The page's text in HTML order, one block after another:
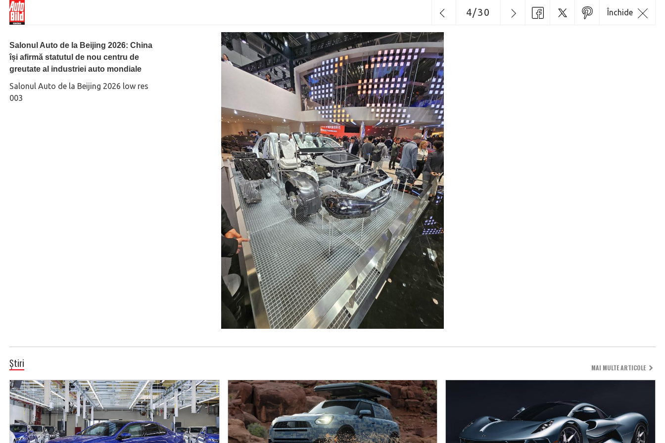
Salonul Auto de la Beijing 2026: China
își afirmă statutul de nou centru de
greutate al industriei auto mondiale
Salonul Auto de la Beijing 2026 low res
003
Închide
4/30
Știri MAI MULTE ARTICOLE